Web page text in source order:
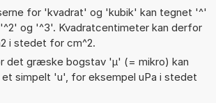
for 'kvadrat' og 'kubik' kan tegnet '^'
og '^3'. Kvadratcentimeter kan derfor
i stedet for cm^2.
det græske bogstav 'µ' (= mikro) kan
et simpelt 'u', for eksempel uPa i stedet